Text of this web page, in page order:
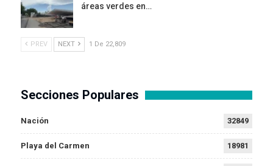
áreas verdes en…
PREV NEXT 1 De 22,809
Secciones Populares
Nación 32849
Playa del Carmen 18981